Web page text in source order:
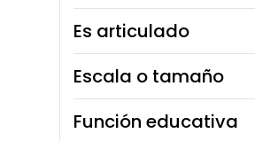
9 años y más
1 a 3 años
3 a 5 años
6 a 8 años
9 a 12 años
13 años en adelante
Es articulado
No
Escala o tamaño
45 cm
Función educativa